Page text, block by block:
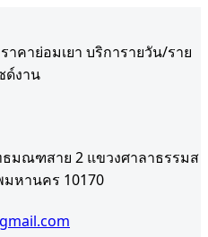
คาย่อมเยา บริการายวัน/ราย
ด์งาน
มณฑสาย 2 แขวงศาลาธรรมส
หานคร 10170